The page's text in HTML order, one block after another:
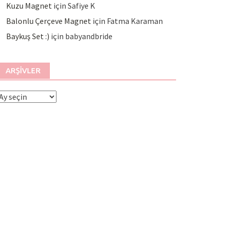
Kuzu Magnet için Safiye K
Balonlu Çerçeve Magnet için Fatma Karaman
Baykuş Set :) için babyandbride
ARŞIVLER